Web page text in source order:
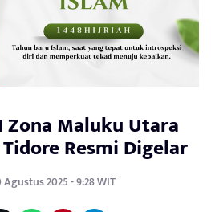
Zona Maluku Utara
Resmi Digelar
2025 - 9:28 WIT